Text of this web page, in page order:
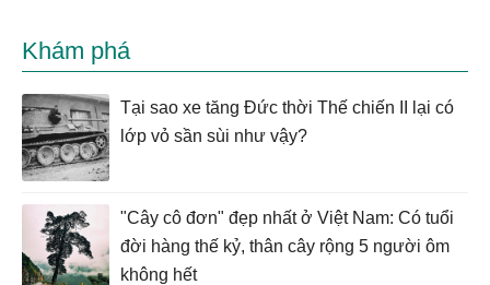
Khám phá
Tại sao xe tăng Đức thời Thế chiến II lại có
lớp vỏ sần sùi như vậy?
"Cây cô đơn" đẹp nhất ở Việt Nam: Có tuổi
đời hàng thế kỷ, thân cây rộng 5 người ôm
không hết